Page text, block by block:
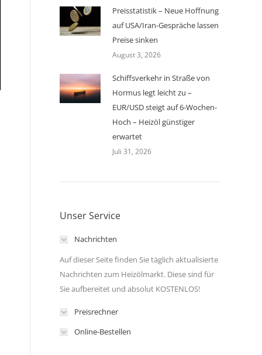
Preisstatistik – Neue Hoffnung
auf USA/Iran-Gespräche lassen
Preise sinken
August 3, 2026
Schiffsverkehr in Straße von
Hormus legt leicht zu –
EUR/USD steigt auf 6-Wochen-
Hoch – Heizöl günstiger
erwartet
Juli 31, 2026
Unser Service
Nachrichten
Auf dieser Seite finden Sie täglich aktualisierte
Nachrichten zum Heizölmarkt. Diese sind für
Sie aufbereitet und absolut KOSTENLOS!
Preisrechner
Online-Bestellen